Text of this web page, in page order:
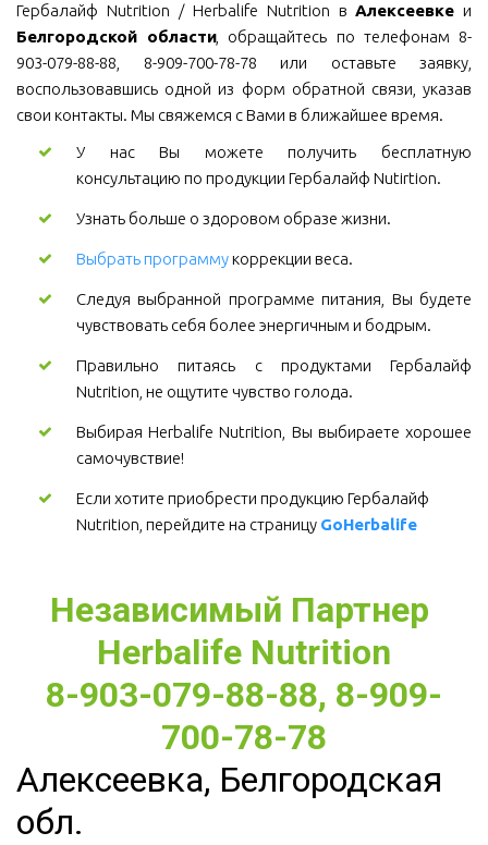
Гербалайф Nutrition / Herbalife Nutrition вАлексеевке и
Белгородской области, обращайтесь по телефонам 8-
903-079-88-88, 8-909-700-78-78 или оставьте заявку,
воспользовавшись одной из форм обратной связи, указав
свои контакты. Мы свяжемся с Вами в ближайшее время.
У нас Вы можете получить бесплатную
консультацию по продукции Гербалайф Nutirtion.
Узнать больше о здоровом образе жизни.
Выбрать программукоррекции веса.
Следуя выбранной программе питания, Вы будете
чувствовать себя более энергичным и бодрым.
Правильно питаясь с продуктами Гербалайф
Nutrition, не ощутите чувство голода.
Выбирая Herbalife Nutrition, Вы выбираете хорошее
самочувствие!
Если хотите приобрести продукцию Гербалайф
Nutrition, перейдите на страницу GoHerbalife
Независимый Партнер
Herbalife Nutrition
8-903-079-88-88, 8-909-
700-78-78
Алексеевка, Белгородская
обл.